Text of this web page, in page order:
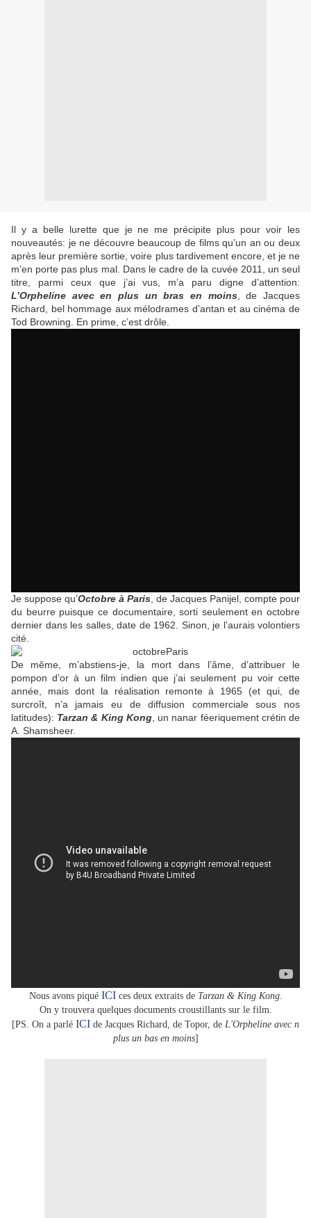
Il y a belle lurette que je ne me précipite plus pour voir les
nouveautés: je ne découvre beaucoup de films qu’un an ou deux
après leur première sortie, voire plus tardivement encore, et je ne
m’en porte pas plus mal. Dans le cadre de la cuvée 2011, un seul
titre, parmi ceux que j’ai vus, m’a paru digne d’attention:
L’Orpheline avec en plus un bras en moins, de Jacques
Richard, bel hommage aux mélodrames d’antan et au cinéma de
Tod Browning. En prime, c’est drôle.
Je suppose qu’Octobre à Paris , de Jacques Panijel, compte pour
du beurre puisque ce documentaire, sorti seulement en octobre
dernier dans les salles, date de 1962. Sinon, je l’aurais volontiers
cité.
De même, m’abstiens-je, la mort dans l’âme, d’attribuer le
pompon d’or à un film indien que j’ai seulement pu voir cette
année, mais dont la réalisation remonte à 1965 (et qui, de
surcroît, n’a jamais eu de diffusion commerciale sous nos
latitudes): Tarzan & King Kong, un nanar féeriquement crétin de
A. Shamsheer.
Nous avons piqué ICIces deux extraits de Tarzan & King Kong.
On y trouvera quelques documents croustillants sur le film.
[PS. On a parlé ICI de Jacques Richard, de Topor, de L'Orpheline avec n
plus un bas en moins]